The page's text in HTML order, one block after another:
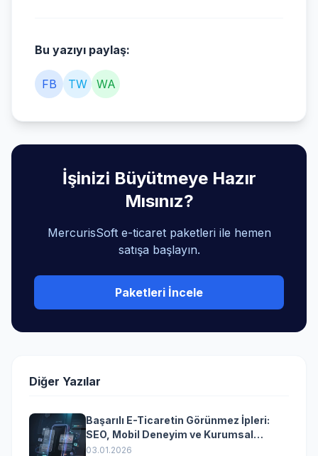
Bu yazıyı paylaş:
FB TW WA
İşinizi Büyütmeye Hazır
Mısınız?
MercurisSoft e-ticaret paketleri ile hemen
satışa başlayın.
Paketleri İncele
Diğer Yazılar
Başarılı E-Ticaretin Görünmez İpleri:
SEO, Mobil Deneyim ve Kurumsal
Yazılımın Kazandıran Senkronizasyonu
03.01.2026